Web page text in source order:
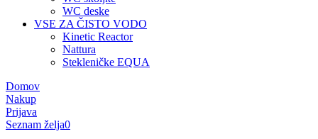
WC deske
VSE ZA ČISTO VODO
Kinetic Reactor
Nattura
Stekleničke EQUA
Domov
Nakup
Prijava
Seznam želja0